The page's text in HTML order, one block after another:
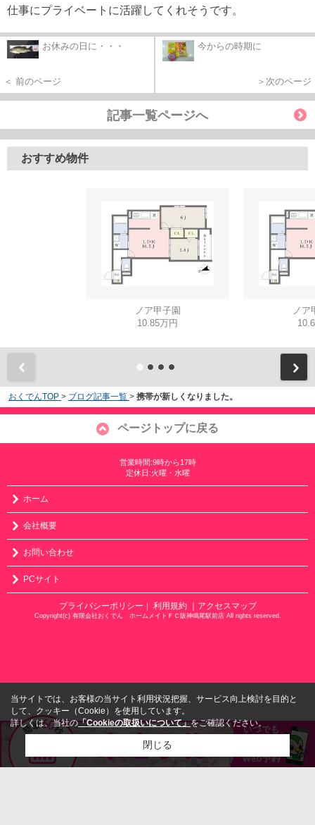
仕事にプライベートに活躍してくれそうです。
お休みの日に・・・
＜ 前のページ
今からの時期に
＞次のページ
記事一覧ページへ
おすすめ物件
ノア甲子園
10.85万円
ノア
おくでんTOP > ブログ記事一覧 > 携帯が新しくなりました。
ページトップに戻る
営業時間:9時から17時
定休日:火曜・水曜
ホーム
会社概要
お問い合わせ
PCサイト
プライバシーポリシー 利用規約 ｜アクセスマップ
Copyright(c) 有限会社おくでん ホームメイトＦＣ阪神鳴尾駅前店 All rights reserved.
当サイトでは、お客様の当サイト利用状況把握、サービス向上検討を目的と
して、クッキー（Cookie）を使用しています。
詳しくは、当社の「Cookieの取扱いについて」をご確認ください。
閉じる